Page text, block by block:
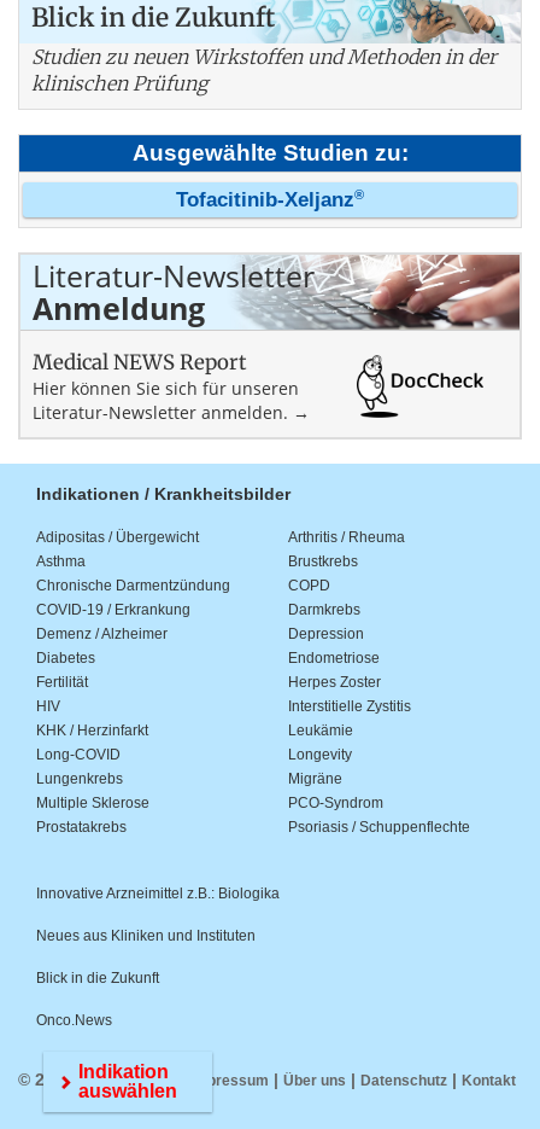
Blick in die Zukunft
Studien zu neuen Wirkstoffen und Methoden in der
klinischen Prüfung
Ausgewählte Studien zu:
Tofacitinib-Xeljanz®
Literatur-Newsletter
Anmeldung
Medical NEWS Report
Hier können Sie sich für unseren
Literatur-Newsletter anmelden. →
Indikationen / Krankheitsbilder
Adipositas / Übergewicht
Arthritis / Rheuma
Asthma
Brustkrebs
Chronische Darmentzündung
COPD
COVID-19 / Erkrankung
Darmkrebs
Demenz / Alzheimer
Depression
Diabetes
Endometriose
Fertilität
Herpes Zoster
HIV
Interstitielle Zystitis
KHK / Herzinfarkt
Leukämie
Long-COVID
Longevity
Lungenkrebs
Migräne
Multiple Sklerose
PCO-Syndrom
Prostatakrebs
Psoriasis / Schuppenflechte
Innovative Arzneimittel z.B.: Biologika
Neues aus Kliniken und Instituten
Blick in die Zukunft
Onco.News
© 2026 Medwiss.de | Impressum | Über uns | Datenschutz | Kontakt
Indikation
auswählen